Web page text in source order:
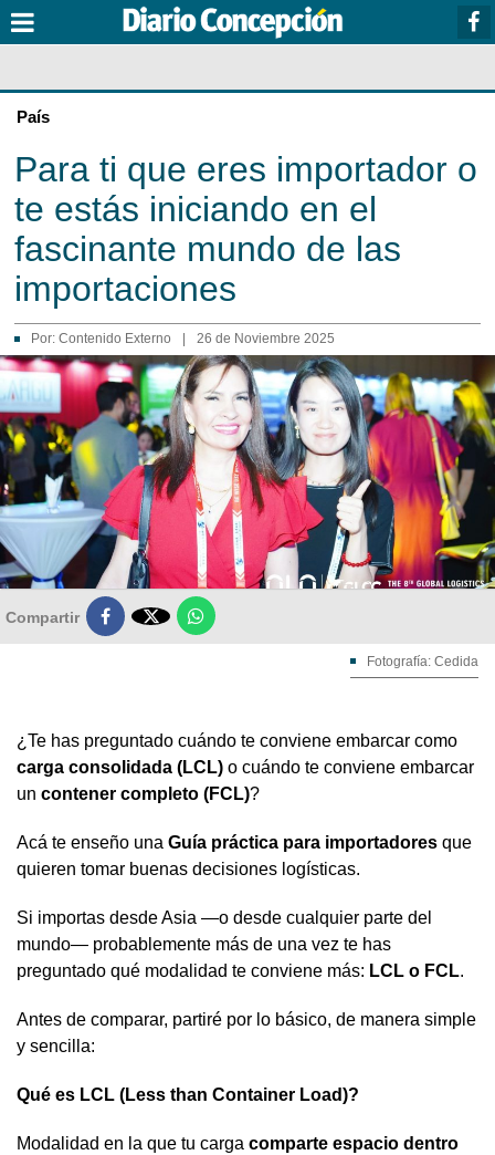
País
Para ti que eres importador o
te estás iniciando en el
fascinante mundo de las
importaciones
Por: Contenido Externo 26 de Noviembre 2025
Compartir 
Fotografía: Cedida
¿Te has preguntado cuándo te conviene embarcar como
carga consolidada (LCL) o cuándo te conviene embarcar
un contener completo (FCL)?
Acá te enseño una Guía práctica para importadores que
quieren tomar buenas decisiones logísticas.
Si importas desde Asia —o desde cualquier parte del
mundo— probablemente más de una vez te has
preguntado qué modalidad te conviene más: LCL o FCL.
Antes de comparar, partiré por lo básico, de manera simple
y sencilla:
Qué es LCL (Less than Container Load)?
Modalidad en la que tu carga comparte espacio dentro